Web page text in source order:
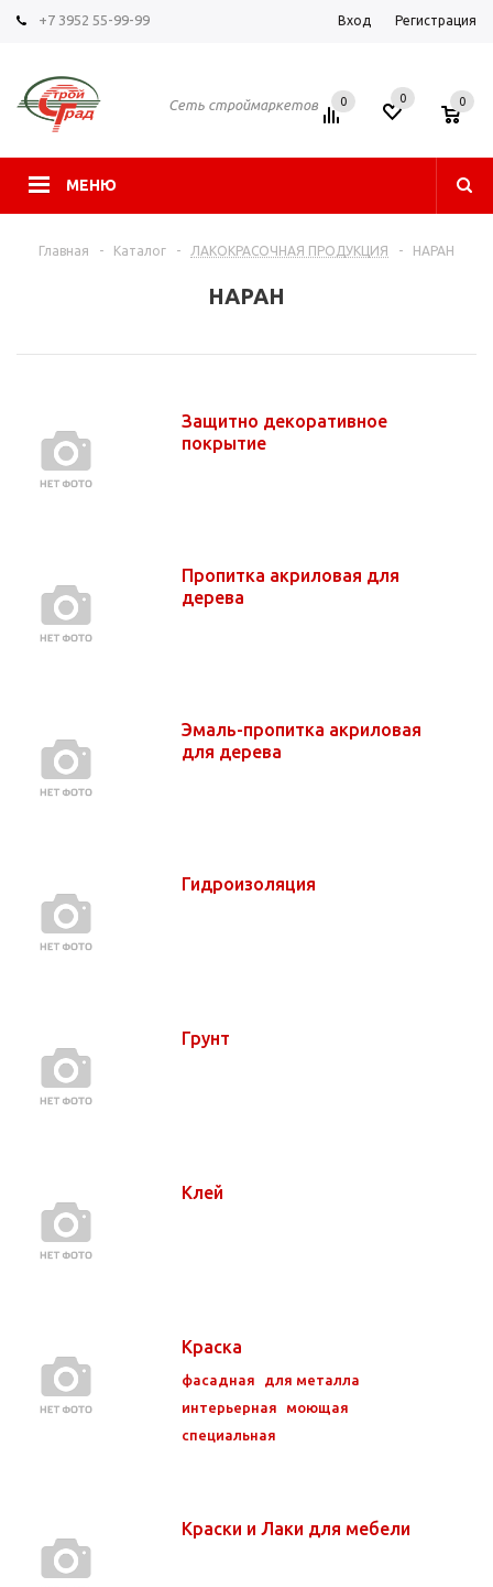
+7 3952 55-99-99 Вход Регистрация
Сеть строймаркетов
МЕНЮ
0 0 0
Главная - Каталог - ЛАКОКРАСОЧНАЯ ПРОДУКЦИЯ - НАРАН
НАРАН
Защитно декоративное
покрытие
Пропитка акриловая для
дерева
Эмаль-пропитка акриловая
для дерева
Гидроизоляция
Грунт
Клей
Краска
фасадная
для металла
интерьерная
моющая
специальная
Краски и Лаки для мебели